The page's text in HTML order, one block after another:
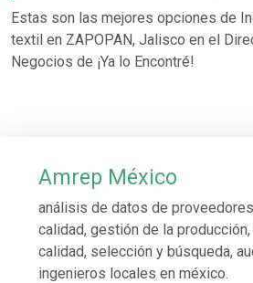
Estas son las mejores opciones de
textil en ZAPOPAN, Jalisco en el
Negocios de ¡Ya lo Encontré!
Amrep México
análisis de datos de
calidad, gestión de la
calidad, selección y búsqueda,
ingenieros locales en méxico.